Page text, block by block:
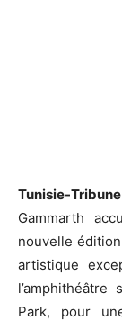
Tunisie-
Gammarth
nouvelle
artistique
Park, pour